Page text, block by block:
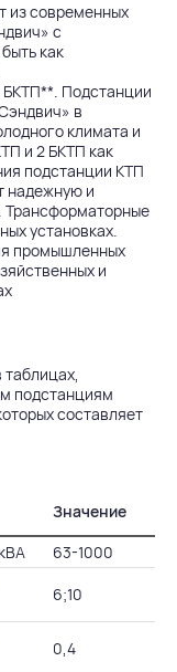
из современных
с
как
Подстанции
в
климата и
и 2 БКТП как
подстанции КТП
надежную и
Трансформаторные
установках.
промышленных
и
подстанциям
составляет
Значение
63-1000
6;10
0,4